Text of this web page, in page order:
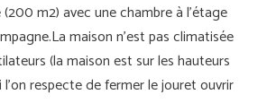
m2) avec une chambre à l’étage
maison n’est pas climatisée
(la maison est sur les hauteurs
respecte de fermer le jouret ouvrir